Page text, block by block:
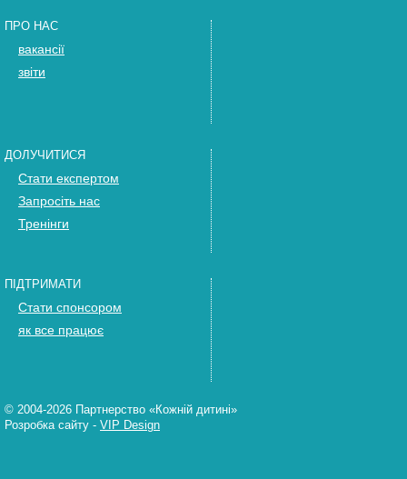
ПРО НАС
вакансії
звіти
ДОЛУЧИТИСЯ
Стати експертом
Запросіть нас
Тренінги
ПІДТРИМАТИ
Стати спонсором
як все працює
© 2004-2026 Партнерство «Кожній дитині»
Розробка сайту - VIP Design